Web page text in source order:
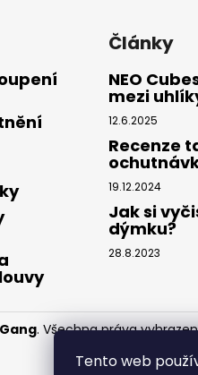
Tento web
Články
NEO
mezi
12.6.2025
Recenze
19.12.2024
Jak si
dýmku?
28.8.2023
. Všechna práva